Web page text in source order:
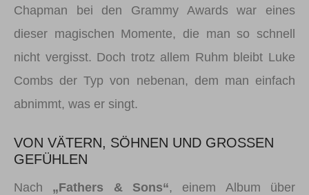
Chapman bei den Grammy Awards war eines
dieser magischen Momente, die man so schnell
nicht vergisst. Doch trotz allem Ruhm bleibt Luke
Combs der Typ von nebenan, dem man einfach
abnimmt, was er singt.
VON VÄTERN, SÖHNEN UND GROSSEN G
EFÜHLEN
Nach „Fathers & Sons“, einem Album über